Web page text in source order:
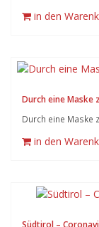
in den
Durch eine Maske
Durch eine Maske
in den
Südtirol –